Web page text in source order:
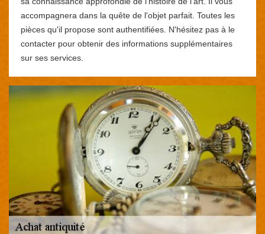
accompagnera dans la quête de l'objet parfait. Toutes les
pièces qu'il propose sont authentifiées. N'hésitez pas à le
contacter pour obtenir des informations supplémentaires
sur ses services.